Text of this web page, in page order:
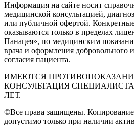
Информация на сайте носит
медицинской консультацией,
или публичной офертой.
оказываются только в пределах
Панацея», по медицинским
врача и оформления добровольного
согласия пациента.
ИМЕЮТСЯ
КОНСУЛЬТАЦИЯ
ЛЕТ.
©Все права защищены.
допустимо только при наличии